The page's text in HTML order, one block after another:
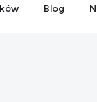
Blog